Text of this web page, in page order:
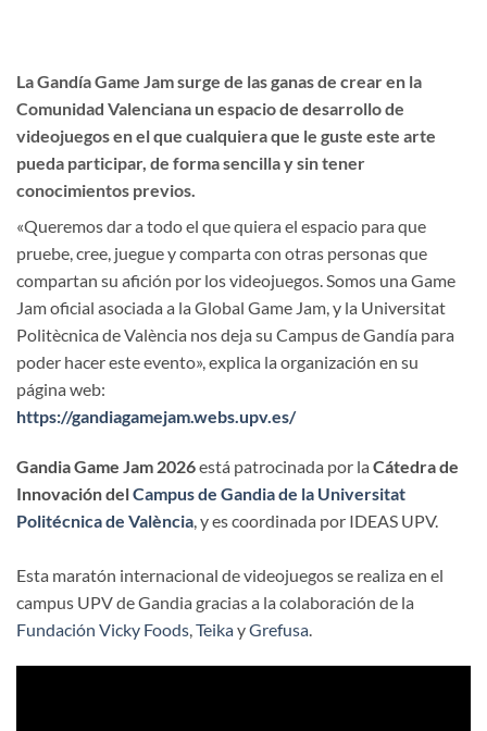
La Gandía Game Jam surge de las ganas de crear en la
Comunidad Valenciana un espacio de desarrollo de
videojuegos en el que cualquiera que le guste este arte
pueda participar, de forma sencilla y sin tener
conocimientos previos.
«Queremos dar a todo el que quiera el espacio para que
pruebe, cree, juegue y comparta con otras personas que
compartan su afición por los videojuegos. Somos una Game
Jam oficial asociada a la Global Game Jam, y la Universitat
Politècnica de València nos deja su Campus de Gandía para
poder hacer este evento», explica la organización en su
página web:
https://gandiagamejam.webs.upv.es/
Gandia Game Jam 2026está patrocinada por la Cátedra de
Innovación delCampus de Gandia de la Universitat
Politécnica de València , y es coordinada por IDEAS UPV.
Esta maratón internacional de videojuegos se realiza en el
campus UPV de Gandia gracias a la colaboración de la
Fundación Vicky Foods TeikayGrefusa